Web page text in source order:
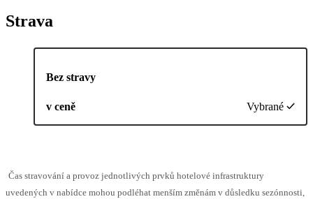
Strava
Bez stravy
v ceně Vybrané
Čas stravování a provoz jednotlivých prvků hotelové infrastruktury
uvedených v nabídce mohou podléhat menším změnám v důsledku sezónnosti,